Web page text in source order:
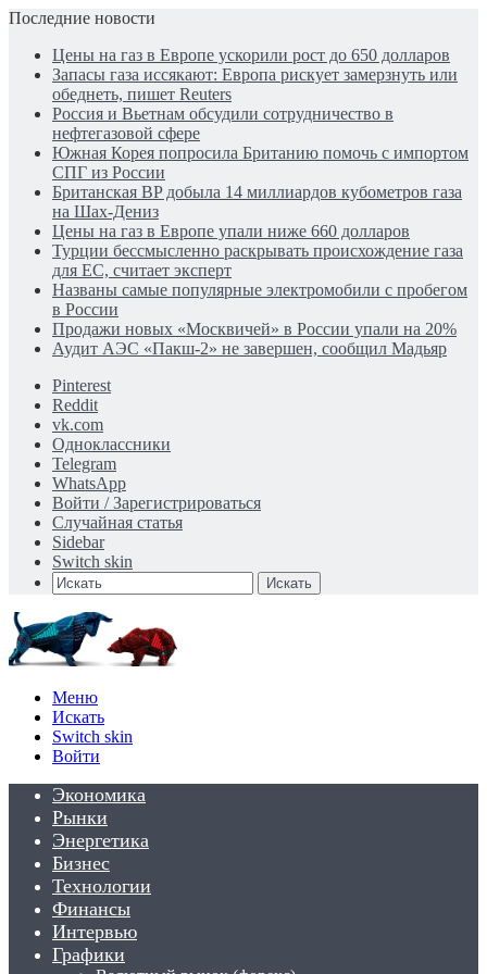
Последние новости
Цены на газ в Европе ускорили рост до 650 долларов
Запасы газа иссякают: Европа рискует замерзнуть или
обеднеть, пишет Reuters
Россия и Вьетнам обсудили сотрудничество в
нефтегазовой сфере
Южная Корея попросила Британию помочь с импортом
СПГ из России
Британская BP добыла 14 миллиардов кубометров газа
на Шах-Дениз
Цены на газ в Европе упали ниже 660 долларов
Турции бессмысленно раскрывать происхождение газа
для ЕС, считает эксперт
Названы самые популярные электромобили с пробегом
в России
Продажи новых «Москвичей» в России упали на 20%
Аудит АЭС «Пакш-2» не завершен, сообщил Мадьяр
Pinterest
Reddit
vk.com
Одноклассники
Telegram
WhatsApp
Войти / Зарегистрироваться
Случайная статья
Sidebar
Switch skin
Искать
Меню
Искать
Switch skin
Войти
Экономика
Рынки
Энергетика
Бизнес
Технологии
Финансы
Интервью
Графики